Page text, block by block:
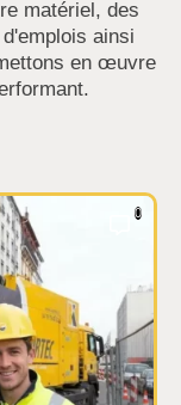
matériel, des
ainsi
en œuvre
0